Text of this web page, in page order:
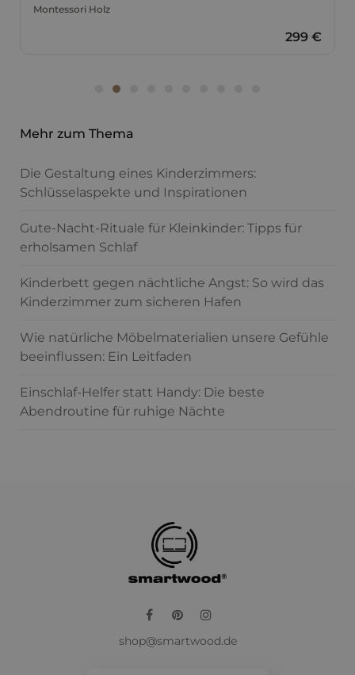
Montessori Holz
299 €
Mehr zum Thema
Die Gestaltung eines Kinderzimmers:
Schlüsselaspekte und Inspirationen
Gute-Nacht-Rituale für Kleinkinder: Tipps für
erholsamen Schlaf
Kinderbett gegen nächtliche Angst: So wird das
Kinderzimmer zum sicheren Hafen
Wie natürliche Möbelmaterialien unsere Gefühle
beeinflussen: Ein Leitfaden
Einschlaf-Helfer statt Handy: Die beste
Abendroutine für ruhige Nächte
FacebookPinterest
shop@smartwood.de